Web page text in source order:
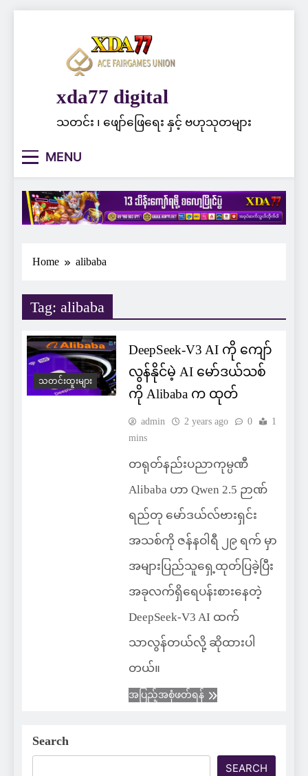
xda77 digital
သတင်း ၊ ဖျော်ဖြေရေး နှင့် ဗဟုသုတများ
MENU
Home alibaba
Tag: alibaba
သတင်းထူးများ
DeepSeek-V3 AI ကို ကျော်
လွန်နိုင်မဲ့ AI မော်ဒယ်သစ်
ကို Alibaba က ထုတ်
admin 2 years ago 0
1
mins
တရုတ်နည်းပညာကုမ္ပဏီ
Alibaba ဟာ Qwen 2.5 ဉာဏ်
ရည်တု မော်ဒယ်လ်ဗားရှင်း
အသစ်ကို ဇန်နဝါရီ ၂၉ ရက် မှာ
အများပြည်သူရှေ့ထုတ်ပြခဲ့ပြီး
အခုလက်ရှိရေပန်းစားနေတဲ့
DeepSeek-V3 AI ထက်
သာလွန်တယ်လို့ ဆိုထားပါ
တယ်။
အပြည့်အစုံဖတ်ရန်
Search
SEARCH